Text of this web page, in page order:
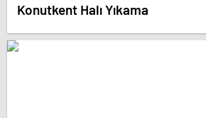
Konutkent Halı Yıkama